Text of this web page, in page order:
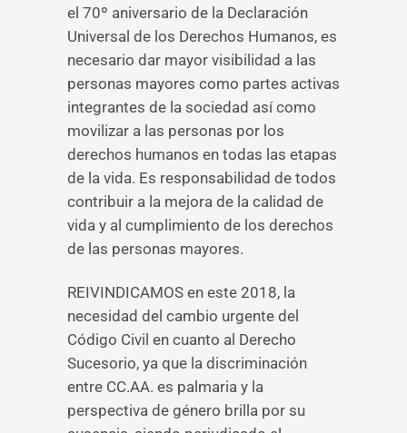
el 70º aniversario de la Declaración
Universal de los Derechos Humanos, es
necesario dar mayor visibilidad a las
personas mayores como partes activas
integrantes de la sociedad así como
movilizar a las personas por los
derechos humanos en todas las etapas
de la vida. Es responsabilidad de todos
contribuir a la mejora de la calidad de
vida y al cumplimiento de los derechos
de las personas mayores.
REIVINDICAMOS en este 2018, la
necesidad del cambio urgente del
Código Civil en cuanto al Derecho
Sucesorio, ya que la discriminación
entre CC.AA. es palmaria y la
perspectiva de género brilla por su